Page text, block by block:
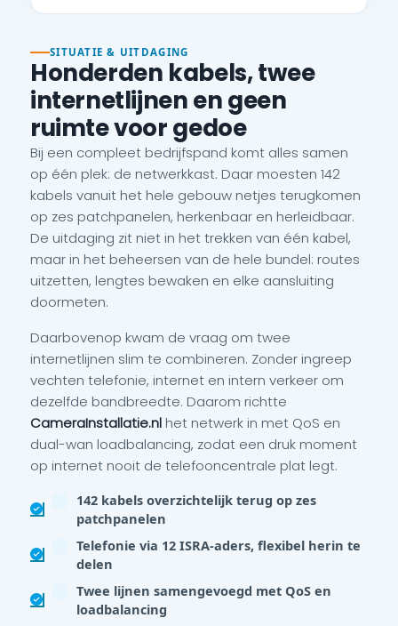
SITUATIE & UITDAGING
Honderden kabels, twee
internetlijnen en geen
ruimte voor gedoe
Bij een compleet bedrijfspand komt alles samen
op één plek: de netwerkkast. Daar moesten 142
kabels vanuit het hele gebouw netjes terugkomen
op zes patchpanelen, herkenbaar en herleidbaar.
De uitdaging zit niet in het trekken van één kabel,
maar in het beheersen van de hele bundel: routes
uitzetten, lengtes bewaken en elke aansluiting
doormeten.
Daarbovenop kwam de vraag om twee
internetlijnen slim te combineren. Zonder ingreep
vechten telefonie, internet en intern verkeer om
dezelfde bandbreedte. Daarom richtte
CameraInstallatie.nl het netwerk in met QoS en
dual-wan loadbalancing, zodat een druk moment
op internet nooit de telefooncentrale plat legt.
142 kabels overzichtelijk terug op zes
patchpanelen
Telefonie via 12 ISRA-aders, flexibel herin te
delen
Twee lijnen samengevoegd met QoS en
loadbalancing